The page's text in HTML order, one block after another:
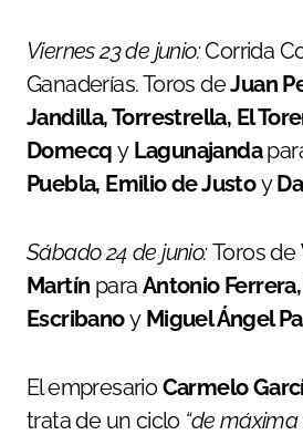
Viernes 23 de junio:Corrida
Ganaderías. Toros deJuan
Jandilla, Torrestrella, El
Domecq y Lagunajanda
Puebla, Emilio de Justoy
Sábado 24 de junio:Toros de
Martín para Antonio
Escribanoy Miguel Ángel
El empresarioCarmelo
trata de un ciclo “de